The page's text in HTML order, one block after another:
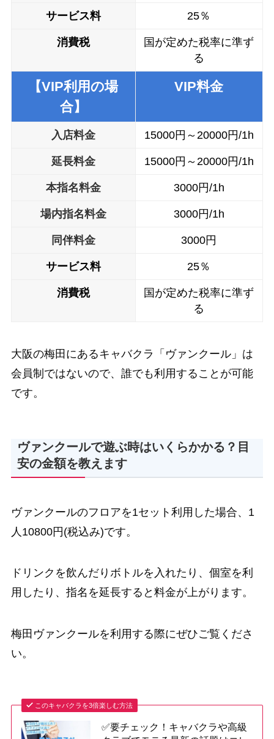
サービス料 25％
消費税
国が定めた税率に準ず
る
【VIP利用の場
合】
VIP料金
入店料金 15000円～20000円/1h
延長料金 15000円～20000円/1h
本指名料金 3000円/1h
場内指名料金 3000円/1h
同伴料金 3000円
サービス料 25％
消費税
国が定めた税率に準ず
る
大阪の梅田にあるキャバクラ「ヴァンクール」は
会員制ではないので、誰でも利用することが可能
です。
ヴァンクールで遊ぶ時はいくらかかる？目
安の金額を教えます
ヴァンクールのフロアを1セット利用した場合、1
人10800円(税込み)です。
ドリンクを飲んだりボトルを入れたり、個室を利
用したり、指名を延長すると料金が上がります。
梅田ヴァンクールを利用する際にぜひご覧くださ
い。
このキャバクラを3倍楽しむ方法
✅要チェック！キャバクラや高級